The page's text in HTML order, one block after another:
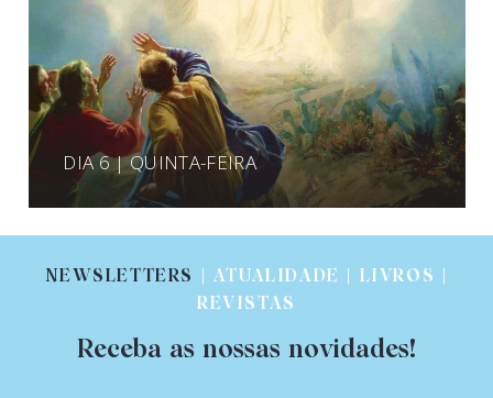
DIA 6 | QUINTA-FEIRA
NEWSLETTERS
| ATUALIDADE | LIVROS |
REVISTAS
Receba as nossas novidades!